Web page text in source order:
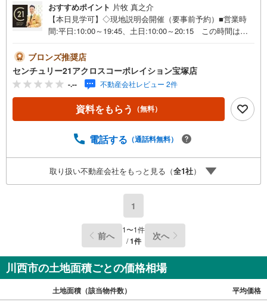
おすすめポイント 片牧 真之介
【本日見学可】◇現地説明会開催（要事前予約）■営業時
間:平日:10:00～19:45、土日:10:00～20:15 この時間はお
件無しの土地です。お好きなハウスメーカーで建築可能。
閑静な住宅地に立地してます。＝＝＝＝＝センチュリー21
アクロスグループの3つの特徴＝＝＝＝＝＝■センチュリー
21グループで28年連続No.1（1997年～2024年兵庫地区仲介
実績） 西宮・尼崎・伊丹・宝塚にて8店舗展開中。阪神間
での購入や売却は当店にお任せ下さい■お客様駐車場、キッ
が、お車でのお越しも大歓迎です。 お子様連れでもご安
当店では2000万円台の新築戸建や、1000万円台の中古マン
ションを始め多数物件を取り扱っています。Yahoo！不動
産に掲載しきれない物件もご紹介できます。お気軽にお問
合せください。弊社ホームページへは「C21アクロス」で
ブロンズ推奨店
センチュリー21アクロスコーポレイション宝塚店
-.-- 不動産会社レビュー 2件
資料をもらう （無料）
電話する （通話料無料）
取り扱い不動産会社をもっと見る（全1社）
1
前へ 1〜1件
/1件 次へ
川西市の土地面積ごとの価格相場
土地面積（該当物件数） 平均価格